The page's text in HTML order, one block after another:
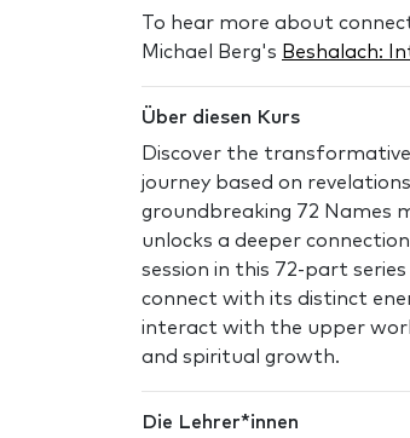
To hear more about
Michael Berg's Beshalach:
Über diesen Kurs
Discover the
journey based on
groundbreaking 72 Names
unlocks a deeper
session in this 72-part
connect with its distinct
interact with the upper
and spiritual growth.
Die Lehrer*innen